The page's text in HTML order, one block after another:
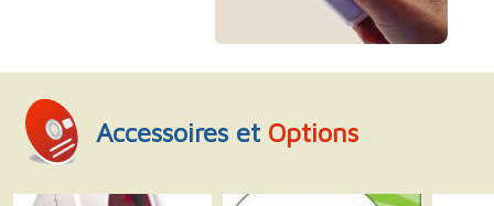
Accessoires et Options